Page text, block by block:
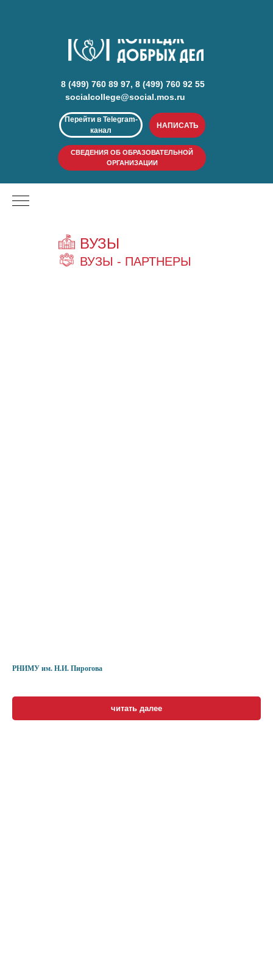
8 (499) 760 89 97, 8 (499) 760 92 55
НАПИСАТЬ
Перейти в Telegram-
канал
СВЕДЕНИЯ ОБ ОБРАЗОВАТЕЛЬНОЙ
ОРГАНИЗАЦИИ
socialcollege@social.mos.ru
ВУЗЫ - ПАРТНЕРЫ
ВУЗЫ
РНИМУ им. Н.И. Пирогова
читать далее